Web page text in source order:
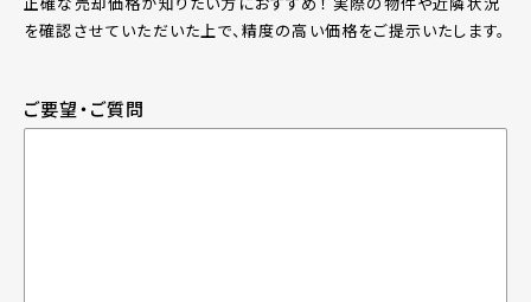
を確認させていただいた上で、精度の高い価格をご提示いたします。
ご要望・ご質問